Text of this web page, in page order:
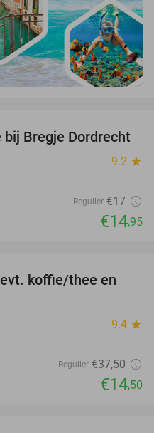
12%
Bregje Dordrecht
9.2 star
Regulier €17
€14,95
61%
koffie/thee en
9.4 star
Regulier €37,50
€14,50